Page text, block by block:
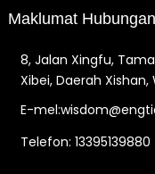
Maklumat Hubungan
8, Jalan Xingfu,
Xibei, Daerah Xishan,
E-
Telefon: 13395139880